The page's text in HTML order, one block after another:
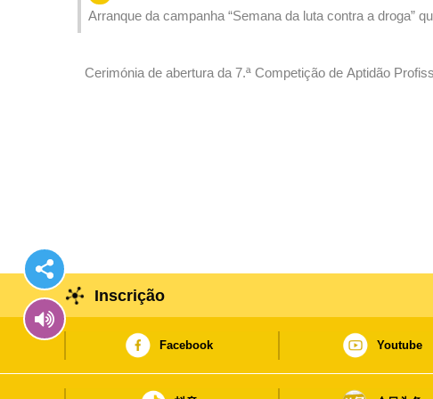
Arranque da campanha “Semana da luta contra a droga”
Cerimónia de abertura da 7.ª Competição de Aptidão
Inscrição
Facebook Youtube